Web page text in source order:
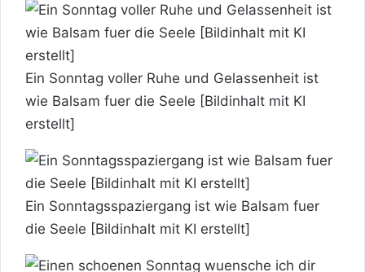
Ein Sonntag voller Ruhe und Gelassenheit ist
wie Balsam fuer die Seele [Bildinhalt mit KI
erstellt]
Ein Sonntagsspaziergang ist wie Balsam fuer
die Seele [Bildinhalt mit KI erstellt]